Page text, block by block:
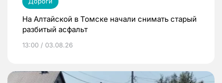
На Алтайской в Томске начали снимать старый
разбитый асфальт
13:00 / 03.08.26